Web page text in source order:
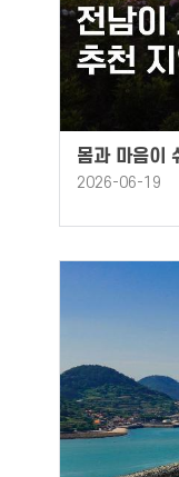
몸과 마음이
2026-06-19